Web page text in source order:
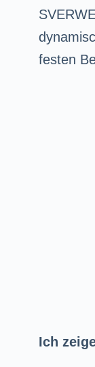
festen
Ich